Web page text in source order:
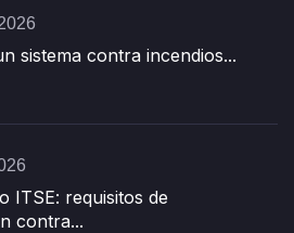
sistema contra incendios...
ITSE: requisitos de
contra...